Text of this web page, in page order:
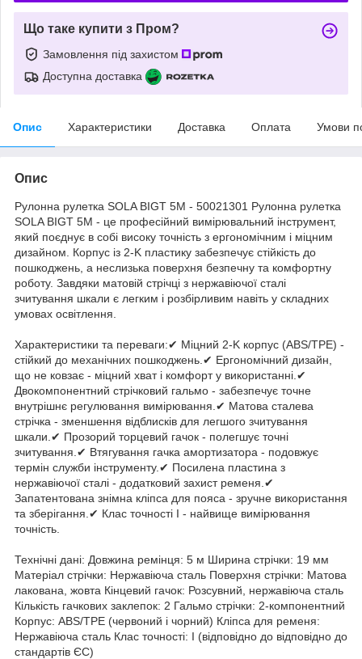
Що таке купити з Пром?
Замовлення під захистом
Доступна доставка
Опис Характеристики Доставка Оплата Умови
Опис
Рулонна рулетка SOLA BIGT 5M - 50021301 Рулонна рулетка
SOLA BIGT 5M - це професійний вимірювальний інструмент,
який поєднує в собі високу точність з ергономічним і міцним
дизайном. Корпус із 2-K пластику забезпечує стійкість до
пошкоджень, а неслизька поверхня безпечну та комфортну
роботу. Завдяки матовій стрічці з нержавіючої сталі
зчитування шкали є легким і розбірливим навіть у складних
умовах освітлення.
Характеристики та переваги:✔ Міцний 2-K корпус (ABS/TPE) -
стійкий до механічних пошкоджень.✔ Ергономічний дизайн,
що не ковзає - міцний хват і комфорт у використанні.✔
Двокомпонентний стрічковий гальмо - забезпечує точне
внутрішнє регулювання вимірювання.✔ Матова сталева
стрічка - зменшення відблисків для легшого зчитування
шкали.✔ Прозорий торцевий гачок - полегшує точні
зчитування.✔ Втягування гачка амортизатора - подовжує
термін служби інструменту.✔ Посилена пластина з
нержавіючої сталі - додатковий захист ременя.✔
Запатентована знімна кліпса для пояса - зручне використання
та зберігання.✔ Клас точності I - найвище вимірювання
точність.
Технічні дані: Довжина ремінця: 5 м Ширина стрічки: 19 мм
Матеріал стрічки: Нержавіюча сталь Поверхня стрічки: Матова
лакована, жовта Кінцевий гачок: Розсувний, нержавіюча сталь
Кількість гачкових заклепок: 2 Гальмо стрічки: 2-компонентний
Корпус: ABS/TPE (червоний і чорний) Кліпса для ременя:
Нержавіюча сталь Клас точності: I (відповідно до відповідно до
стандартів ЄС)